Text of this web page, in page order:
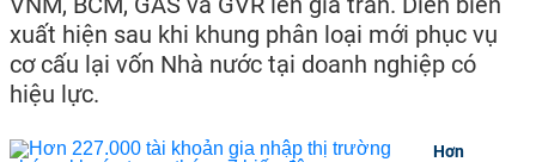
xuất hiện sau khi khung phân loại mới phục vụ
cơ cấu lại vốn Nhà nước tại doanh nghiệp có
hiệu lực.
Hơn